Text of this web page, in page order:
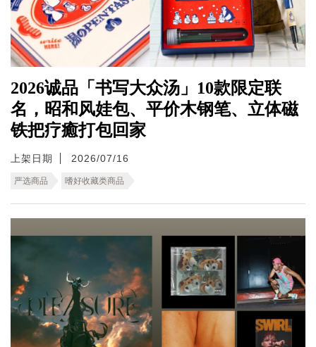
2026诚品「书写大众汤」10款限定联
名，昭和风娃包、平价木钢笔、立体磁
铁把疗癒打包回家
上架日期 2026/07/16
严选商品 嗜好收藏类商品